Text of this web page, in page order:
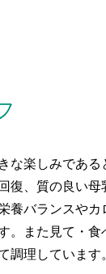
な楽しみであ
復、質の良い母
養バランスやカ
。また見て・食
調理しています